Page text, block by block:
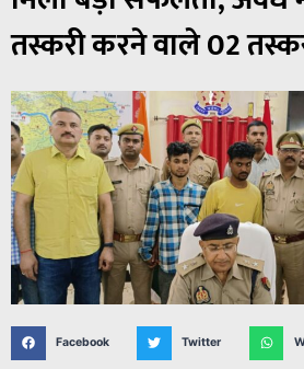
तस्करी करने वाले 02
Facebook Twitter